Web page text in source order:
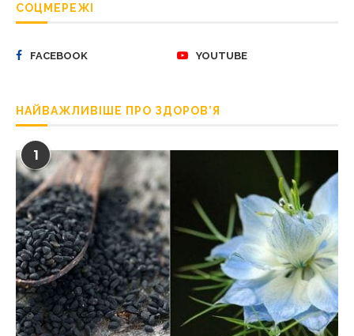
СОЦМЕРЕЖІ
FACEBOOK YOUTUBE
НАЙВАЖЛИВІШЕ ПРО ЗДОРОВ’Я
1